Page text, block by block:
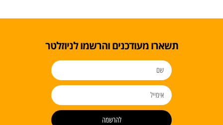
תשארו מעודכנים והרשמו לניוזלטר
להרשמה